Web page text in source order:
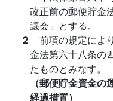
改正前の郵便貯金
議会」とする。
２ 前項の規定によ
金法第六十八条の
たものとみなす。
（郵便貯金資金
経過措置）